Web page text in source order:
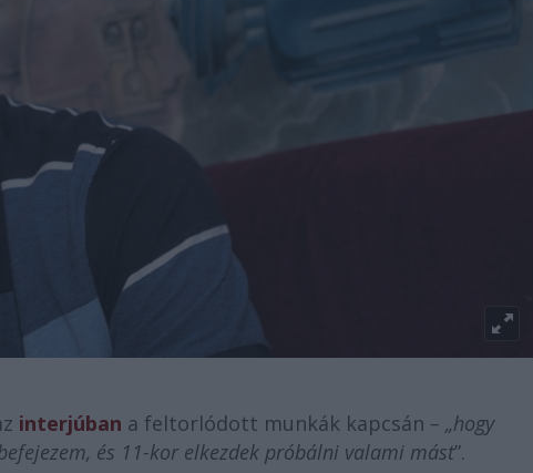
interjúban a feltorlódott munkák kapcsán – „hogy
és 11-kor elkezdek próbálni valami mást”.